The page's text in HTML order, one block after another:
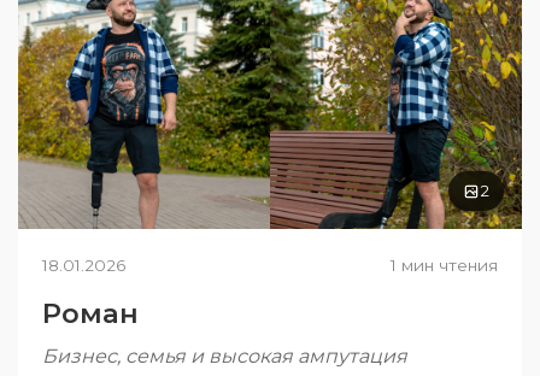
2
18.01.2026 1 мин чтения
Роман
Бизнес, семья и высокая ампутация